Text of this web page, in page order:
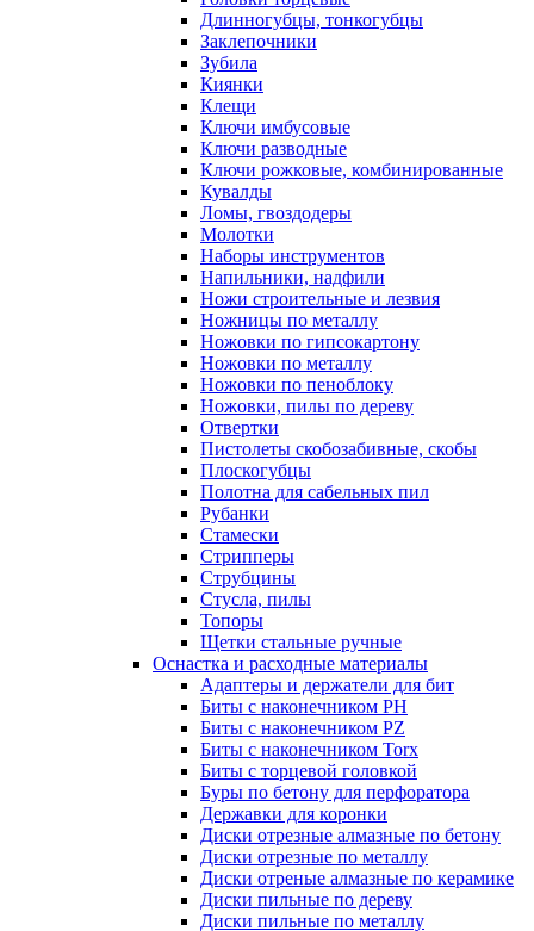
Длинногубцы, тонкогубцы
Заклепочники
Зубила
Киянки
Клещи
Ключи имбусовые
Ключи разводные
Ключи рожковые, комбинированные
Кувалды
Ломы, гвоздодеры
Молотки
Наборы инструментов
Напильники, надфили
Ножи строительные и лезвия
Ножницы по металлу
Ножовки по гипсокартону
Ножовки по металлу
Ножовки по пеноблоку
Ножовки, пилы по дереву
Отвертки
Пистолеты скобозабивные, скобы
Плоскогубцы
Полотна для сабельных пил
Рубанки
Стамески
Стрипперы
Струбцины
Стусла, пилы
Топоры
Щетки стальные ручные
Оснастка и расходные материалы
Адаптеры и держатели для бит
Биты с наконечником PH
Биты с наконечником PZ
Биты с наконечником Torx
Биты с торцевой головкой
Буры по бетону для перфоратора
Державки для коронки
Диски отрезные алмазные по бетону
Диски отрезные по металлу
Диски отреные алмазные по керамике
Диски пильные по дереву
Диски пильные по металлу